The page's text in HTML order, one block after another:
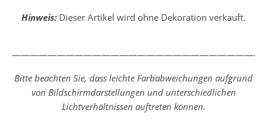
Hinweis: Dieser Artikel wird ohne Dekoration verkauft.
Bitte beachten Sie, dass leichte Farbabweichungen aufgrund
von Bildschirmdarstellungen und unterschiedlichen
Lichtverhältnissen auftreten können.